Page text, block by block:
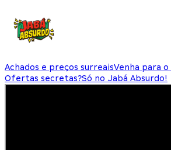
Achados e preços surreaisVenha para
Ofertas secretas?Só no Jabá Absurdo!